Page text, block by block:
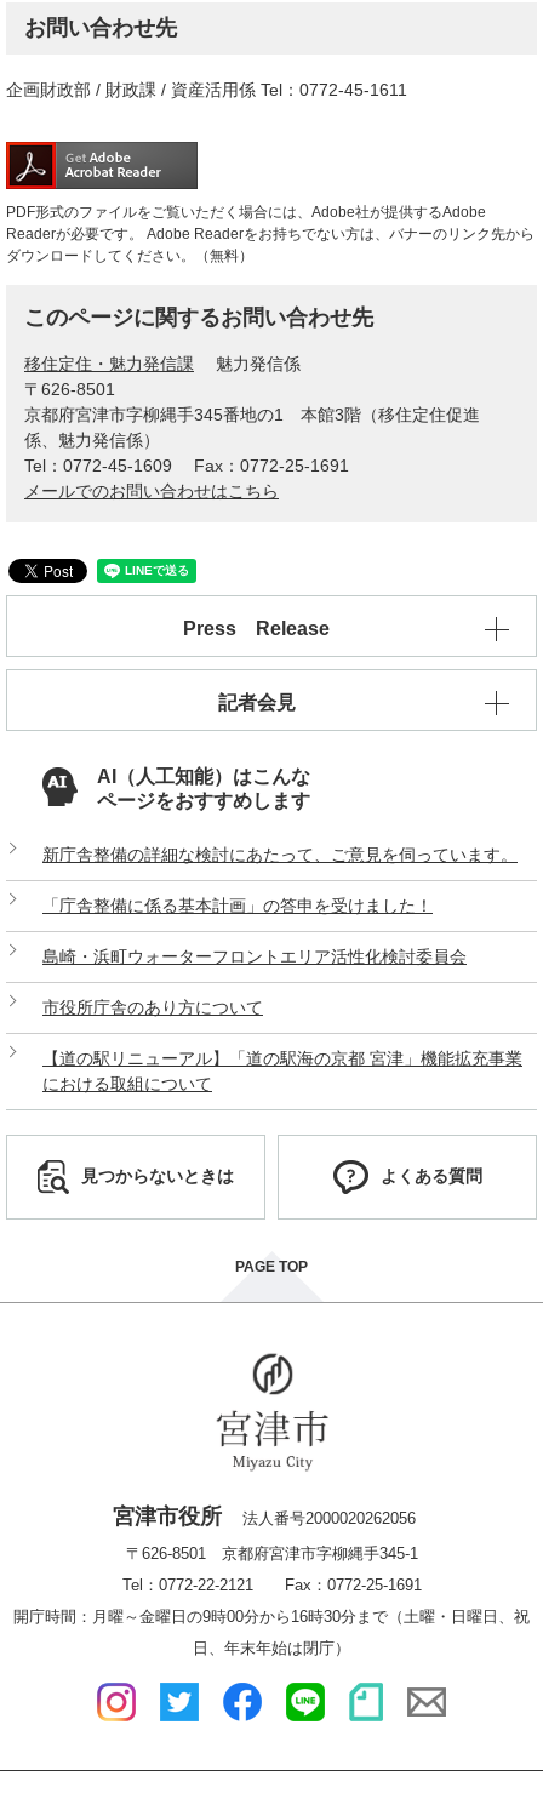
お問い合わせ先
企画財政部 / 財政課 / 資産活用係 Tel：0772-45-1611
PDF形式のファイルをご覧いただく場合には、Adobe社が提供するAdobe
Readerが必要です。
Adobe Readerをお持ちでない方は、バナーのリンク先から
ダウンロードしてください。（無料）
このページに関するお問い合わせ先
移住定住・魅力発信課
魅力発信係
〒626-8501
京都府宮津市字柳縄手345番地の1 本館3階（移住定住促進
係、魅力発信係）
Tel：0772-45-1609
Fax：0772-25-1691
メールでのお問い合わせはこちら
Press Release
記者会見
AI（人工知能）はこんな
ページをおすすめします
新庁舎整備の詳細な検討にあたって、ご意見を伺っています。
「庁舎整備に係る基本計画」の答申を受けました！
島崎・浜町ウォーターフロントエリア活性化検討委員会
市役所庁舎のあり方について
【道の駅リニューアル】「道の駅海の京都 宮津」機能拡充事業
における取組について
見つからないときは よくある質問
PAGE TOP
宮津市役所
法人番号2000020262056
〒626-8501 京都府宮津市字柳縄手345-1
Tel：0772-22-2121 Fax：0772-25-1691
開庁時間：月曜～金曜日の9時00分から16時30分まで（土曜・日曜日、祝
日、年末年始は閉庁）